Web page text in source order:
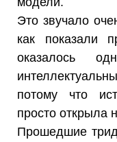
Это звучало
как показали
оказалось
потому что
просто открыла
Прошедшие